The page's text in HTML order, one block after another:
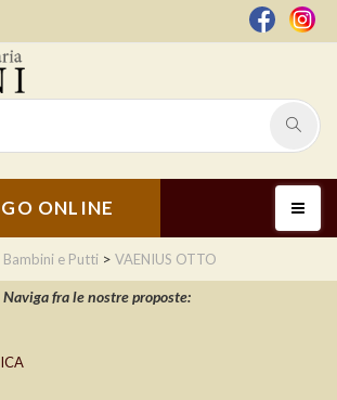
ONLINE
Bambini e Putti > VAENIUS OTTO
Naviga fra le nostre proposte: